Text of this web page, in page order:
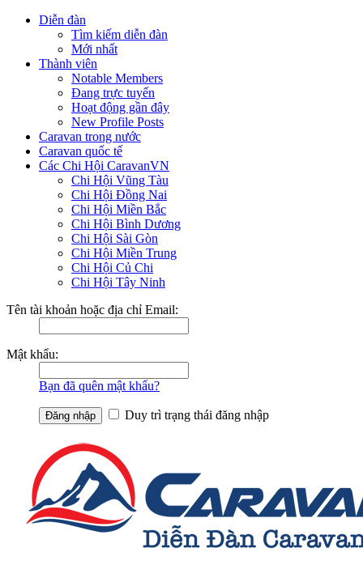
Diễn đàn
Tìm kiếm diễn đàn
Mới nhất
Thành viên
Notable Members
Đang trực tuyến
Hoạt động gần đây
New Profile Posts
Caravan trong nước
Caravan quốc tế
Các Chi Hội CaravanVN
Chi Hội Vũng Tàu
Chi Hội Đồng Nai
Chi Hội Miền Bắc
Chi Hội Bình Dương
Chi Hội Sài Gòn
Chi Hội Miền Trung
Chi Hội Củ Chi
Chi Hội Tây Ninh
Tên tài khoản hoặc địa chỉ Email:
Mật khẩu:
Bạn đã quên mật khẩu?
Duy trì trạng thái đăng nhập